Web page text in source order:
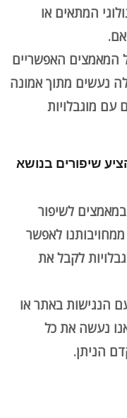
המתאים או
המאמצים האפשריים
נעשים מתוך אמונה
עם מוגבלויות
שיפורים בנושא
לשיפור
לאפשר
לקבל את
הנגישות באתר או
נעשה את כל
הניתן.